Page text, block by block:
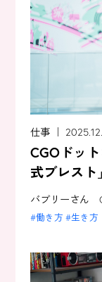
仕事 ｜
CGOドッ
式ブレスト
バブリーさん
働き方 生き方